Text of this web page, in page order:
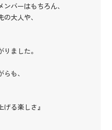
バーはもちろん、
大人や、
ました。
も、
げる楽しさ』